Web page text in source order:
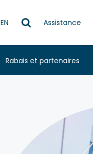
EN Assistance
Rabais et partenaires